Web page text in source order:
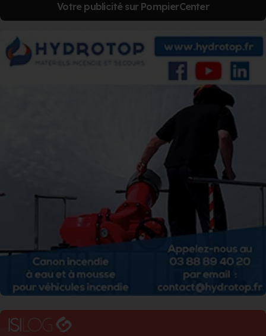
Votre publicité sur PompierCenter